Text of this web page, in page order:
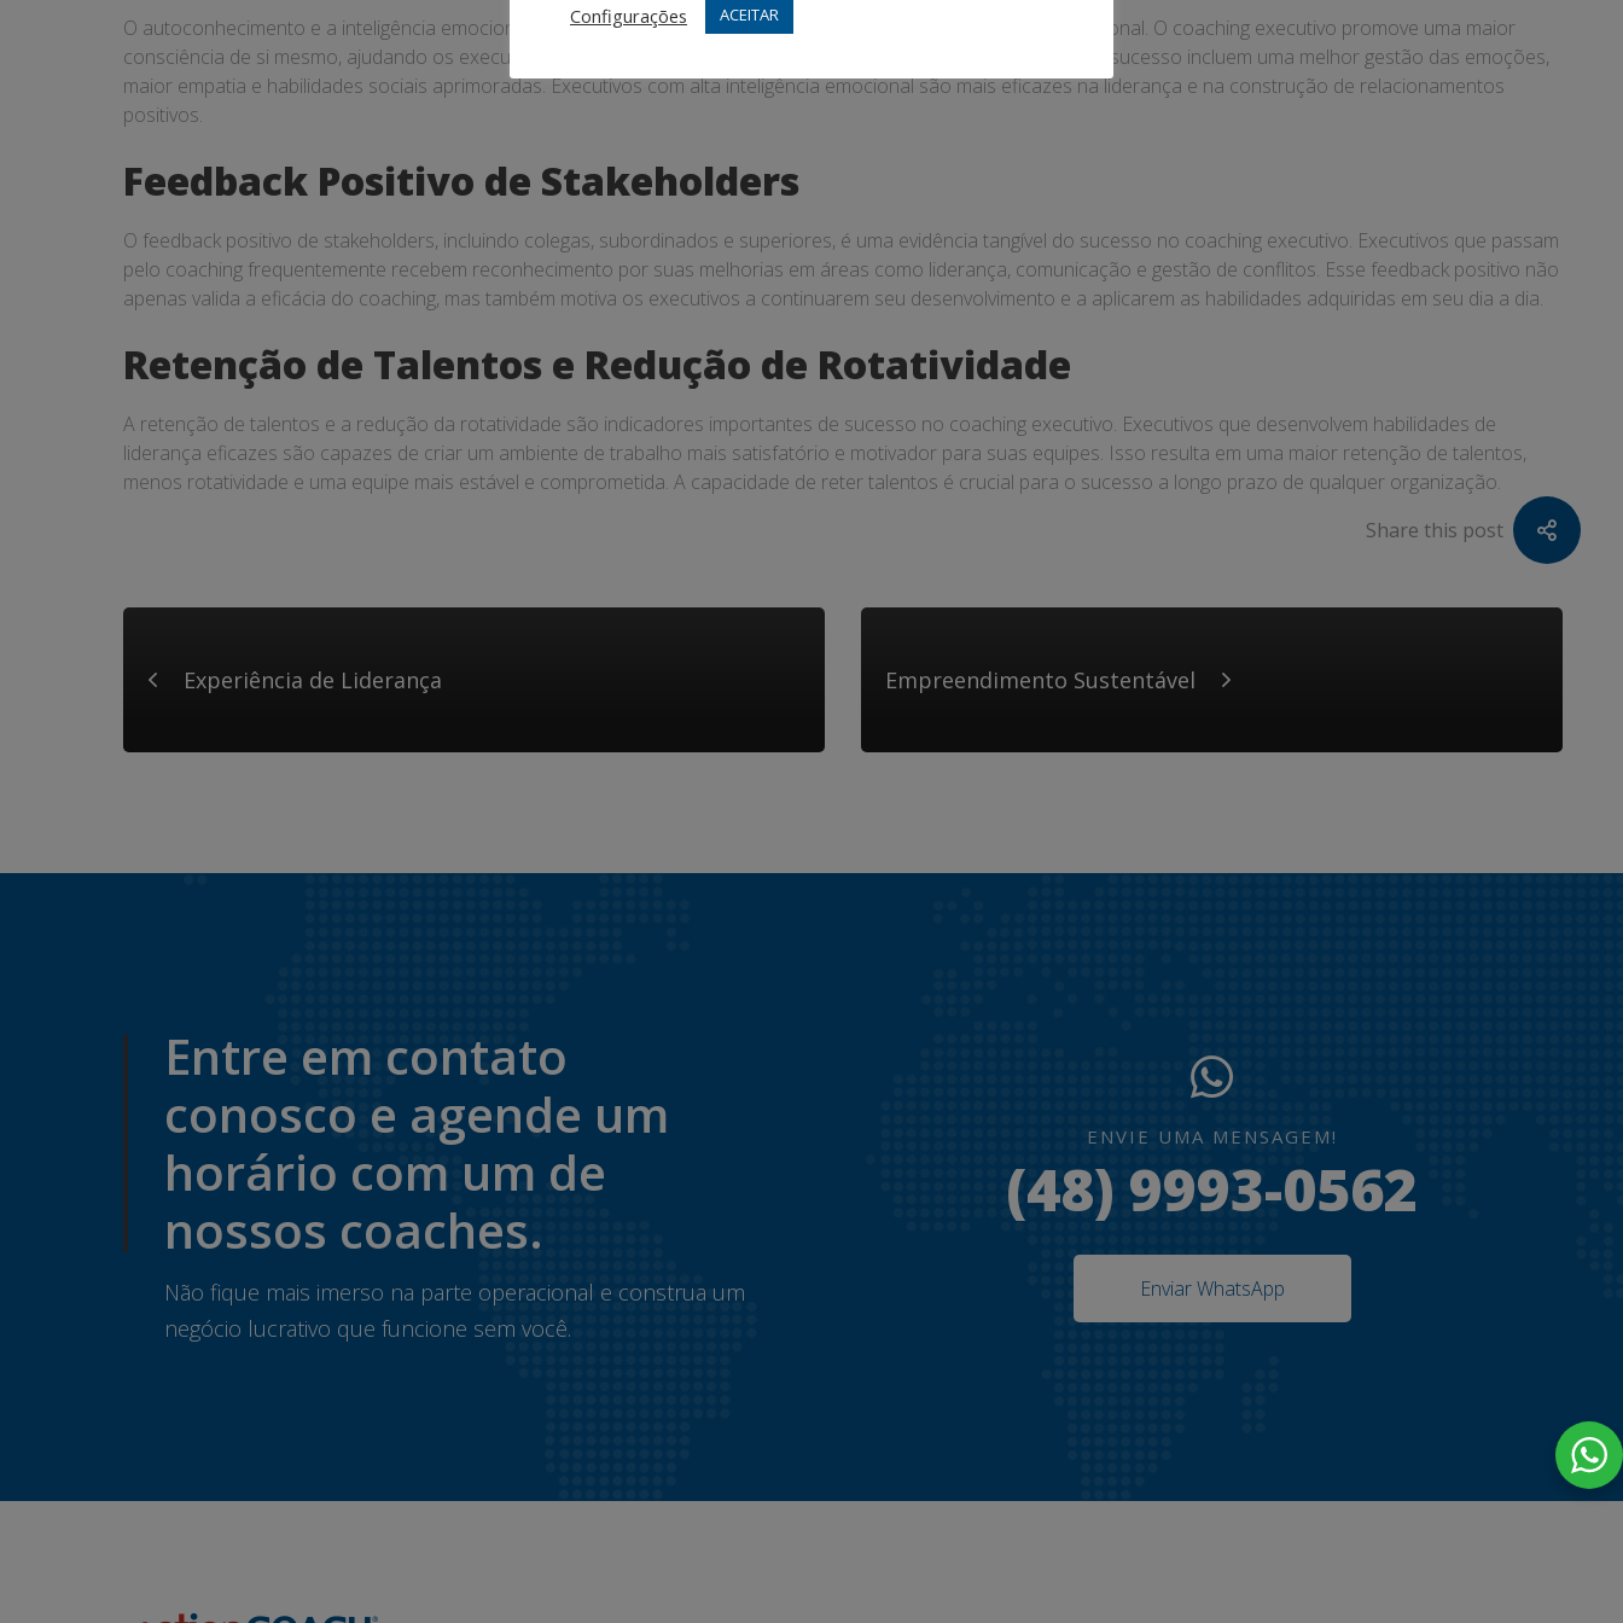
O autoconhecimento e a inteligência emocional são aspectos fundamentais do desenvolvimento pessoal e profissional. O coaching executivo promove uma maior
consciência de si mesmo, ajudando os executivos a reconhecerem suas forças e áreas de melhoria. Evidências de sucesso incluem uma melhor gestão das emoções,
maior empatia e habilidades sociais aprimoradas. Executivos com alta inteligência emocional são mais eficazes na liderança e na construção de relacionamentos
positivos.
Feedback Positivo de Stakeholders
O feedback positivo de stakeholders, incluindo colegas, subordinados e superiores, é uma evidência tangível do sucesso no coaching executivo. Executivos que passam
pelo coaching frequentemente recebem reconhecimento por suas melhorias em áreas como liderança, comunicação e gestão de conflitos. Esse feedback positivo não
apenas valida a eficácia do coaching, mas também motiva os executivos a continuarem seu desenvolvimento e a aplicarem as habilidades adquiridas em seu dia a dia.
Retenção de Talentos e Redução de Rotatividade
A retenção de talentos e a redução da rotatividade são indicadores importantes de sucesso no coaching executivo. Executivos que desenvolvem habilidades de
liderança eficazes são capazes de criar um ambiente de trabalho mais satisfatório e motivador para suas equipes. Isso resulta em uma maior retenção de talentos,
menos rotatividade e uma equipe mais estável e comprometida. A capacidade de reter talentos é crucial para o sucesso a longo prazo de qualquer organização.
Share this post
Experiência de Liderança Empreendimento Sustentável
Entre em contato
conosco e agende um
horário com um de
nossos coaches.
Não fique mais imerso na parte operacional e construa um
negócio lucrativo que funcione sem você.
ENVIE UMA MENSAGEM!
(48) 9993-0562
Enviar WhatsApp
Configurações
ACEITAR